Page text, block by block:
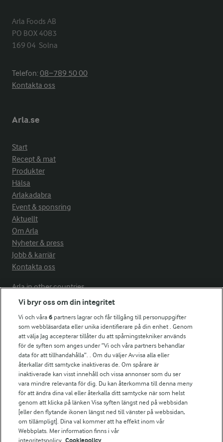
Arla Foods AB
PO BOX 4083
169 04  Solna
Telefon:08−789 50 00
Kontakta oss
Arla.se
Start
Recept & mat
Produkter
Hälsa
Arlakadabra
Event & sponsring
Aktuellt
Om Arla
Nyheter & press
Jobb & karriär
Kontakta oss
Arla in other countries
Fler Arlasajter
För ägare
Arlas kundportal
Arla.com
Falbygdens Ost
Arla webbshop
Bildbank
Vi bryr oss om din integritet
Vi och våra6 partners lagrar och får tillgång till personuppgifter
som webbläsardata eller unika identifierare på din enhet . Genom
att välja Jag accepterar tillåter du att spårningstekniker används
för de syften som anges under ”Vi och våra partners behandlar
data för att tillhandahålla”. . Om du väljer Avvisa alla eller
återkallar ditt samtycke inaktiveras de. Om spårare är
inaktiverade kan visst innehåll och vissa annonser som du ser
vara mindre relevanta för dig. Du kan återkomma till denna meny
för att ändra dina val eller återkalla ditt samtycke när som helst
genom att klicka på länken Visa syften längst ned på webbsidan
[eller den flytande ikonen längst ned till vänster på webbsidan,
om tillämpligt]. Dina val kommer att ha effekt inom vår
Webbplats. Mer information finns i vår
integritetspolicy. Cookiepolicy